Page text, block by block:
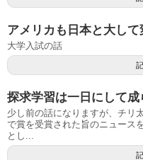
アメリカも日本と大して
大学入試の話
探求学習は一日にして成
少し前の話になりますが、チリ
で賞を受賞された旨のニュース
とし...